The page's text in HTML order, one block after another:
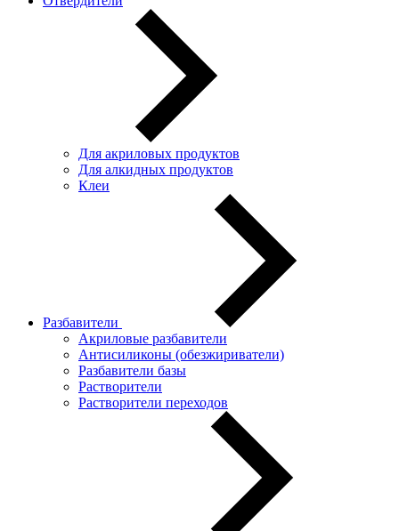
Для акриловых продуктов
Для алкидных продуктов
Клеи
Разбавители
Акриловые разбавители
Антисиликоны (обезжириватели)
Разбавители базы
Растворители
Растворители переходов